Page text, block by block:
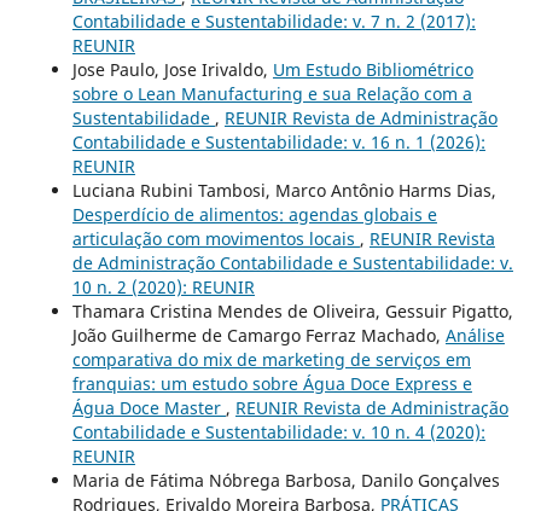
Contabilidade e Sustentabilidade: v. 7 n. 2 (2017):
REUNIR
Jose Paulo, Jose Irivaldo, Um Estudo Bibliométrico
sobre o Lean Manufacturing e sua Relação com a
Sustentabilidade , REUNIR Revista de Administração
Contabilidade e Sustentabilidade: v. 16 n. 1 (2026):
REUNIR
Luciana Rubini Tambosi, Marco Antônio Harms Dias,
Desperdício de alimentos: agendas globais e
articulação com movimentos locais , REUNIR Revista
de Administração Contabilidade e Sustentabilidade: v.
10 n. 2 (2020): REUNIR
Thamara Cristina Mendes de Oliveira, Gessuir Pigatto,
João Guilherme de Camargo Ferraz Machado, Análise
comparativa do mix de marketing de serviços em
franquias: um estudo sobre Água Doce Express e
Água Doce Master , REUNIR Revista de Administração
Contabilidade e Sustentabilidade: v. 10 n. 4 (2020):
REUNIR
Maria de Fátima Nóbrega Barbosa, Danilo Gonçalves
Rodrigues, Erivaldo Moreira Barbosa, PRÁTICAS